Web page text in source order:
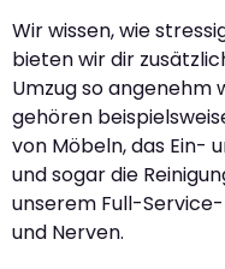
Wir wissen, wie
bieten wir dir
Umzug so angenehm
gehören
von Möbeln, das Ein-
und sogar die
unserem Full-
und Nerven.